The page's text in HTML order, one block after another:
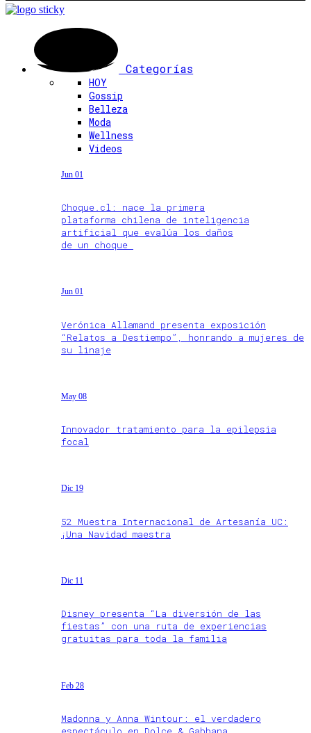
Categorías
HOY
Gossip
Belleza
Moda
Wellness
Videos
Jun 01
Choque.cl: nace la primera
plataforma chilena de inteligencia
artificial que evalúa los daños
de un choque
Jun 01
Verónica Allamand presenta exposición
“Relatos a Destiempo”, honrando a mujeres de
su linaje
May 08
Innovador tratamiento para la epilepsia
focal
Dic 19
52 Muestra Internacional de Artesanía UC:
¡Una Navidad maestra
Dic 11
Disney presenta “La diversión de las
fiestas” con una ruta de experiencias
gratuitas para toda la familia
Feb 28
Madonna y Anna Wintour: el verdadero